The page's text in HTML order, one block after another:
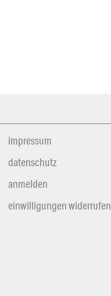
impressum
datenschutz
anmelden
einwilligungen widerrufen